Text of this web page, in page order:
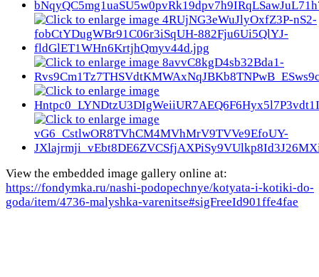
View the embedded image gallery online at:
https://fondymka.ru/nashi-podopechnye/kotyata-i-kotiki-do-
goda/item/4736-malyshka-varenitse#sigFreeId901ffe4fae